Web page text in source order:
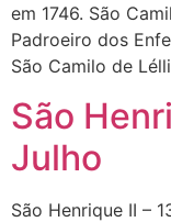
em 1746. São
Padroeiro dos
São Camilo de
São
Julho
São Henrique II –